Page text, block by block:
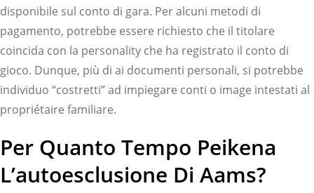
disponibile sul conto di gara. Per alcuni metodi di
pagamento, potrebbe essere richiesto che il titolare
coincida con la personality che ha registrato il conto di
gioco. Dunque, più di ai documenti personali, si potrebbe
individuo “costretti” ad impiegare conti o image intestati al
propriétaire familiare.
Per Quanto Tempo Peikena
L’autoesclusione Di Aams?